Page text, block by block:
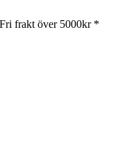
Fri frakt över 5000kr *